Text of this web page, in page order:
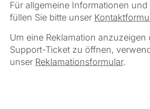
Für allgemeine Informationen und
füllen Sie bitte unser
Um eine Reklamation anzuzeigen
Support-Ticket zu öffnen,
unser Reklamationsformular.